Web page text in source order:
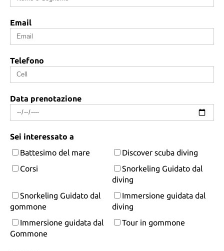
Email
Telefono
Data prenotazione
Sei interessato a
Battesimo del mare
Discover scuba diving
Corsi
Snorkeling Guidato dal
diving
Snorkeling Guidato dal
gommone
Immersione guidata dal
diving
Immersione guidata dal
Gommone
Tour in gommone